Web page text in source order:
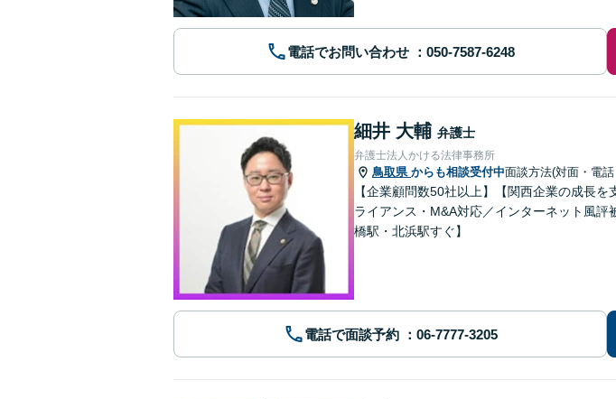
電話でお問い合わせ
細井 大輔 弁護士
弁護士法人かける法律事務所
鳥取県 からも相談受付中面談方法(対面・電
【企業顧問数50社以上】【関西企業の成長
ライアンス・M&A対応／インターネット風
橋駅・北浜駅すぐ】
電話で面談予約